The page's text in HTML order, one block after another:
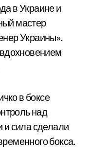
в Украине и
мастер
Украины».
в боксе
над
и сила сделали
бокса.